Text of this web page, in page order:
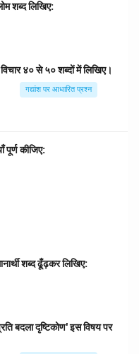
शब्द लिखिए:
४० से ५० शब्दों में लिखिए।
गद्यांश पर आधारित प्रश्न
पूर्ण कीजिए:
शब्द ढूँढ़कर लिखिए:
बदला दृष्टिकोण' इस विषय पर